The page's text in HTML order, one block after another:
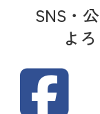
SNS・
よ